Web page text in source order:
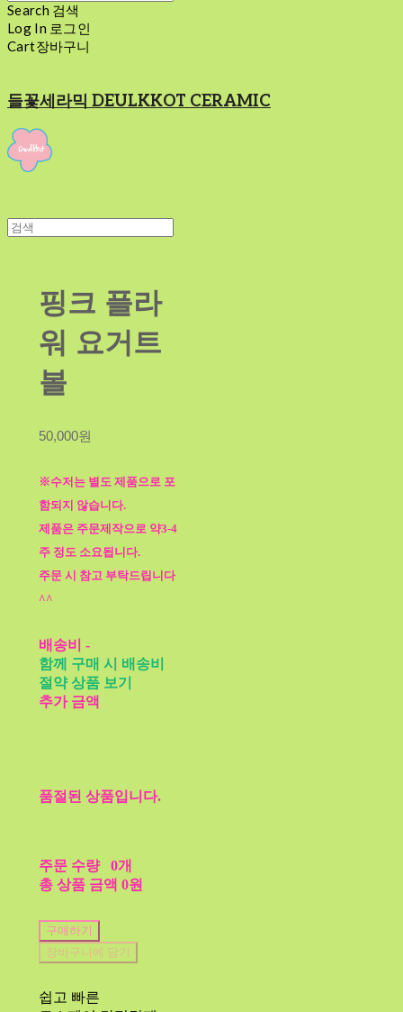
Search 검색
Log In 로그인
Cart장바구니
들꽃세라믹 DEULKKOT CERAMIC
핑크 플라
워 요거트
볼
50,000원
※수저는 별도 제품으로 포
함되지 않습니다.
제품은 주문제작으로 약3-4
주 정도 소요됩니다.
주문 시 참고 부탁드립니다
^^
배송비 -
함께 구매 시 배송비
절약 상품 보기
추가 금액
품절된 상품입니다.
주문 수량
0개
총 상품 금액 0원
구매하기
장바구니에 담기
쉽고 빠른